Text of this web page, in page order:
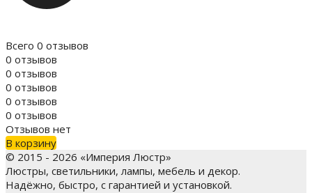
Всего 0 отзывов
0 отзывов
0 отзывов
0 отзывов
0 отзывов
0 отзывов
Отзывов нет
В корзину
© 2015 - 2026 «Империя Люстр»
Люстры, светильники, лампы, мебель и декор.
Надёжно, быстро, с гарантией и установкой.